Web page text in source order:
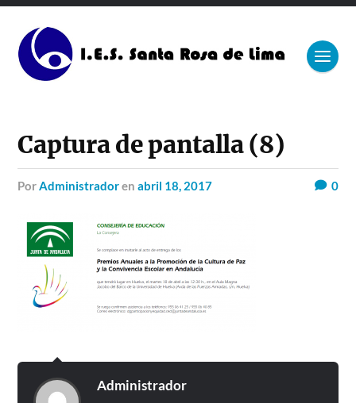
Captura de pantalla (8)
porAdministradorenabril 18, 2017 0
Administrador